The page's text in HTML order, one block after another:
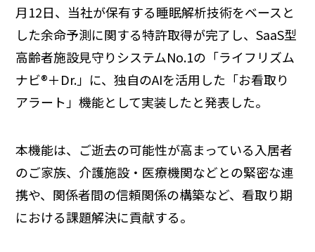
月12日、当社が保有する睡眠解析技術をベースと
した余命予測に関する特許取得が完了し、SaaS型
高齢者施設見守りシステムNo.1の「ライフリズム
ナビ®＋Dr.」に、独自のAIを活用した「お看取り
アラート」機能として実装したと発表した。
本機能は、ご逝去の可能性が高まっている入居者
のご家族、介護施設・医療機関などとの緊密な連
携や、関係者間の信頼関係の構築など、看取り期
における課題解決に貢献する。